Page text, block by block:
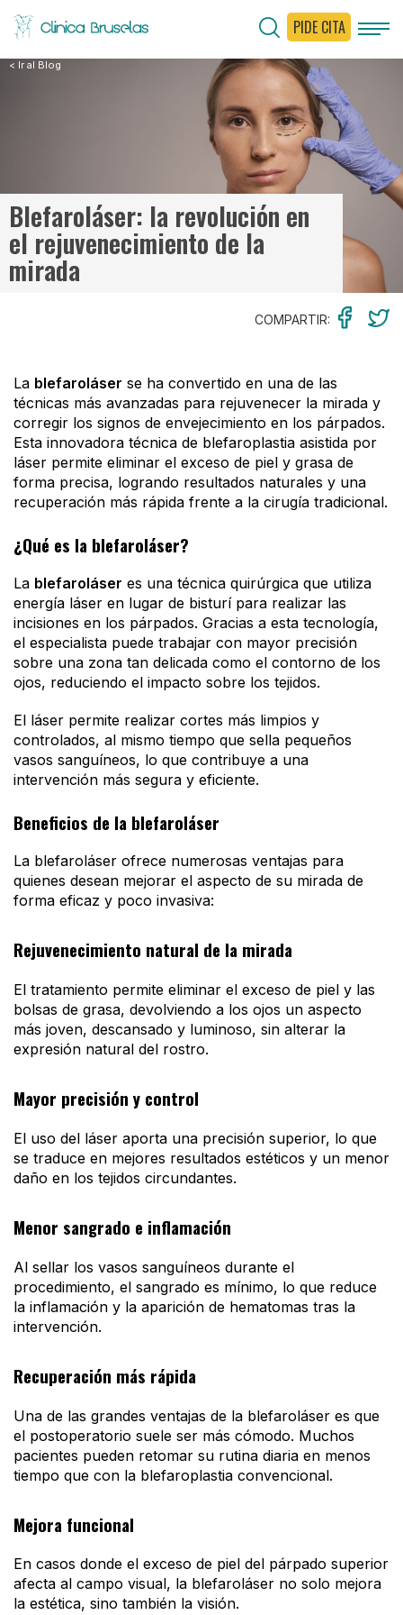
PIDE CITA
< Ir al Blog
Blefaroláser: la revolución en
el rejuvenecimiento de la
mirada
COMPARTIR:
La blefaroláser se ha convertido en una de las
técnicas más avanzadas para rejuvenecer la mirada y
corregir los signos de envejecimiento en los párpados.
Esta innovadora técnica de blefaroplastia asistida por
láser permite eliminar el exceso de piel y grasa de
forma precisa, logrando resultados naturales y una
recuperación más rápida frente a la cirugía tradicional.
¿Qué es la blefaroláser?
La blefaroláser es una técnica quirúrgica que utiliza
energía láser en lugar de bisturí para realizar las
incisiones en los párpados. Gracias a esta tecnología,
el especialista puede trabajar con mayor precisión
sobre una zona tan delicada como el contorno de los
ojos, reduciendo el impacto sobre los tejidos.
El láser permite realizar cortes más limpios y
controlados, al mismo tiempo que sella pequeños
vasos sanguíneos, lo que contribuye a una
intervención más segura y eficiente.
Beneficios de la blefaroláser
La blefaroláser ofrece numerosas ventajas para
quienes desean mejorar el aspecto de su mirada de
forma eficaz y poco invasiva:
Rejuvenecimiento natural de la mirada
El tratamiento permite eliminar el exceso de piel y las
bolsas de grasa, devolviendo a los ojos un aspecto
más joven, descansado y luminoso, sin alterar la
expresión natural del rostro.
Mayor precisión y control
El uso del láser aporta una precisión superior, lo que
se traduce en mejores resultados estéticos y un menor
daño en los tejidos circundantes.
Menor sangrado e inflamación
Al sellar los vasos sanguíneos durante el
procedimiento, el sangrado es mínimo, lo que reduce
la inflamación y la aparición de hematomas tras la
intervención.
Recuperación más rápida
Una de las grandes ventajas de la blefaroláser es que
el postoperatorio suele ser más cómodo. Muchos
pacientes pueden retomar su rutina diaria en menos
tiempo que con la blefaroplastia convencional.
Mejora funcional
En casos donde el exceso de piel del párpado superior
afecta al campo visual, la blefaroláser no solo mejora
la estética, sino también la visión.